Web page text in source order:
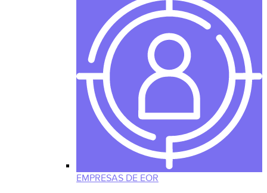
EMPRESAS DE EOR